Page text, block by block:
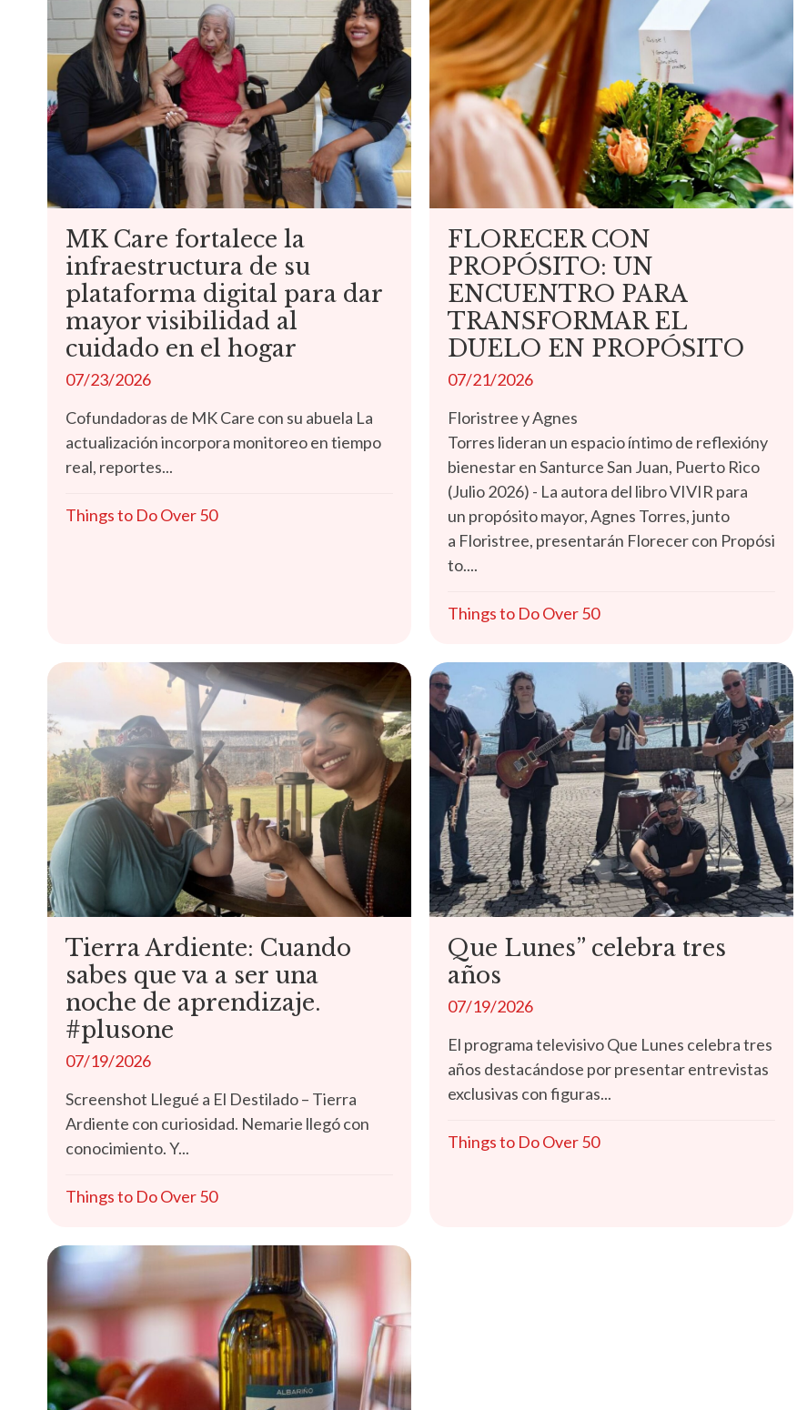
MK Care fortalece la
infraestructura de su
plataforma digital para dar
mayor visibilidad al
cuidado en el hogar
07/23/2026
Cofundadoras de MK Care con su abuela La
actualización incorpora monitoreo en tiempo
real, reportes...
Things to Do Over 50
FLORECER CON
PROPÓSITO: UN
ENCUENTRO PARA
TRANSFORMAR EL
DUELO EN PROPÓSITO
07/21/2026
Floristree y Agnes
Torres lideran un espacio íntimo de reflexióny
bienestar en Santurce San Juan, Puerto Rico
(Julio 2026) - La autora del libro VIVIR para
un propósito mayor, Agnes Torres, junto
a Floristree, presentarán Florecer con Propósi
to....
Things to Do Over 50
Tierra Ardiente: Cuando
sabes que va a ser una
noche de aprendizaje.
#plusone
07/19/2026
Screenshot Llegué a El Destilado – Tierra
Ardiente con curiosidad. Nemarie llegó con
conocimiento. Y...
Things to Do Over 50
Que Lunes” celebra tres
años
07/19/2026
El programa televisivo Que Lunes celebra tres
años destacándose por presentar entrevistas
exclusivas con figuras...
Things to Do Over 50